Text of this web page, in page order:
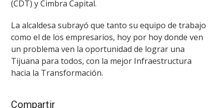
(CDT) y Cimbra Capital.
La alcaldesa subrayó que tanto su equipo de trabajo
como el de los empresarios, hoy por hoy donde ven
un problema ven la oportunidad de lograr una
Tijuana para todos, con la mejor Infraestructura
hacia la Transformación.
Compartir